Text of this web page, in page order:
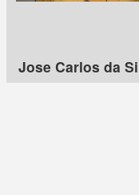
Jose Carlos da